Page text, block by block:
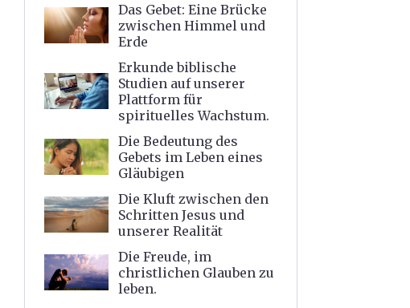
Das Gebet: Eine Brücke
zwischen Himmel und
Erde
Erkunde biblische
Studien auf unserer
Plattform für
spirituelles Wachstum.
Die Bedeutung des
Gebets im Leben eines
Gläubigen
Die Kluft zwischen den
Schritten Jesus und
unserer Realität
Die Freude, im
christlichen Glauben zu
leben.